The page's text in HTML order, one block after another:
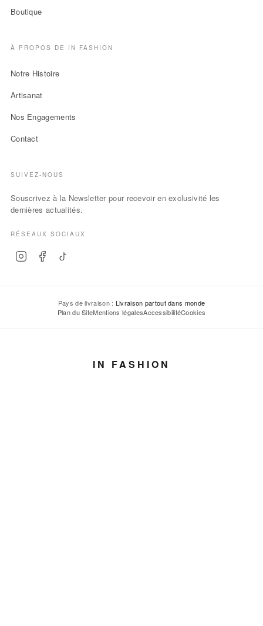
Boutique
À PROPOS DE IN FASHION
Notre Histoire
Artisanat
Nos Engagements
Contact
SUIVEZ-NOUS
Souscrivez à la Newsletter pour recevoir en exclusivité les
dernières actualités.
RÉSEAUX SOCIAUX
Pays de livraison : Livraison partout dans monde
Plan du SiteMentions légalesAccessibilitéCookies
IN FASHION